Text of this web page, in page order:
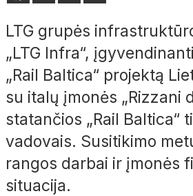
LTG grupės
„LTG Infra“,
„Rail Baltica“ projektą
su italų įmonės „Rizzani
statančios „Rail Baltica“
vadovais. Susitikimo
rangos darbai ir įmonės
situacija.